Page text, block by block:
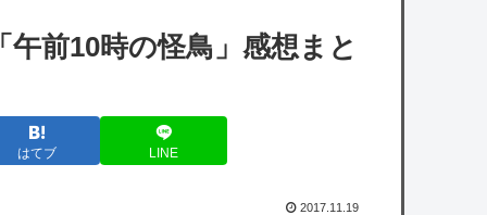
アニメ業界「助けて！原作が枯渇してる
【ハンターハンター】シズクの念能力「デメ
午前10時の怪鳥」感想まと
はてブ LINE
2017.11.19